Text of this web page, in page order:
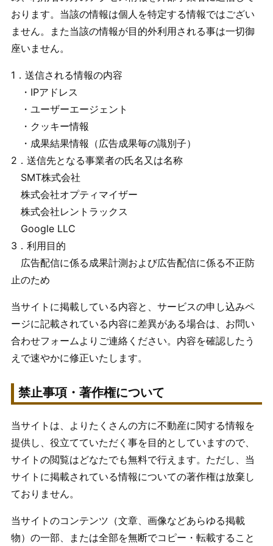
おります。当該の情報は個人を特定する情報ではござい
ません。また当該の情報が目的外利用される事は一切御
座いません。
1．送信される情報の内容
・IPアドレス
・ユーザーエージェント
・クッキー情報
・成果結果情報（広告成果毎の識別子）
2．送信先となる事業者の氏名又は名称
SMT株式会社
株式会社オプティマイザー
株式会社レントラックス
Google LLC
3．利用目的
広告配信に係る成果計測および広告配信に係る不正防
止のため
当サイトに掲載している内容と、サービスの申し込みペ
ージに記載されている内容に差異がある場合は、お問い
合わせフォームよりご連絡ください。内容を確認したう
えで速やかに修正いたします。
禁止事項・著作権について
当サイトは、よりたくさんの方に不動産に関する情報を
提供し、役立てていただく事を目的としていますので、
サイトの閲覧はどなたでも無料で行えます。ただし、当
サイトに掲載されている情報についての著作権は放棄し
ておりません。
当サイトのコンテンツ（文章、画像などあらゆる掲載
物）の一部、または全部を無断でコピー・転載すること